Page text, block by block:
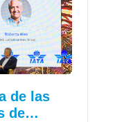
de las
de…